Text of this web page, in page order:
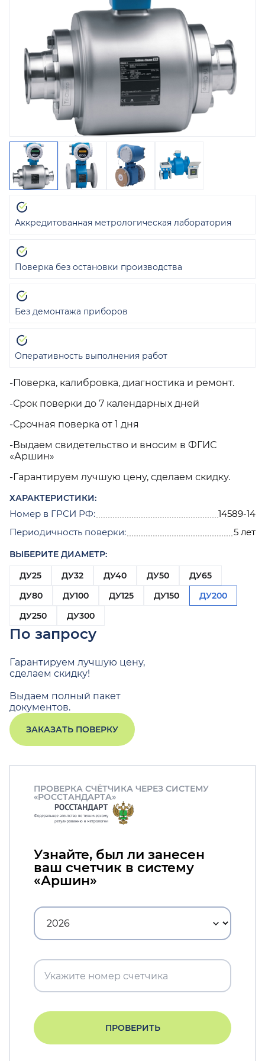
-Поверка, калибровка, диагностика и ремонт.
-Срок поверки до 7 календарных дней
-Срочная поверка от 1 дня
-Выдаем свидетельство и вносим в ФГИС
«Аршин»
-Гарантируем лучшую цену, сделаем скидку.
ХАРАКТЕРИСТИКИ:
Номер в ГРСИ РФ:
14589-14
Периодичность поверки:
5 лет
ВЫБЕРИТЕ ДИАМЕТР:
ДУ25
ДУ32 ДУ40 ДУ50
ДУ65
ДУ80
ДУ100 ДУ125 ДУ150
ДУ200
ДУ250
ДУ300
По запросу
Гарантируем лучшую цену,
сделаем скидку!
Выдаем полный пакет
документов.
ЗАКАЗАТЬ ПОВЕРКУ
Аккредитованная метрологическая лаборатория
Поверка без остановки производства
Без демонтажа приборов
Оперативность выполнения работ
ПРОВЕРКА СЧЁТЧИКА ЧЕРЕЗ СИСТЕМУ
«РОССТАНДАРТА»
Узнайте, был ли занесен
ваш счетчик в систему
«Аршин»
ПРОВЕРИТЬ